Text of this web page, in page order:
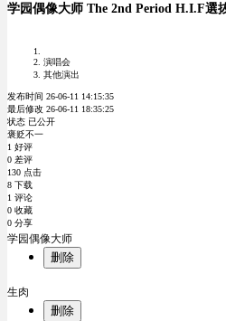
学园偶像大师 The 2nd Period H.I.F選
演唱会
其他演出
发布时间 26-06-11 14:15:35
最后修改 26-06-11 18:35:25
状态 已公开
褒贬不一
1 好评
0 差评
130 点击
8 下载
1 评论
0 收藏
0 分享
学园偶像大师
删除
生肉
删除